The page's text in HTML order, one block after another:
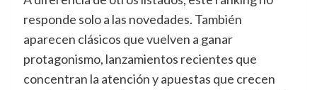
responde solo a las novedades. También
aparecen clásicos que vuelven a ganar
protagonismo, lanzamientos recientes que
concentran la atención y apuestas que crecen